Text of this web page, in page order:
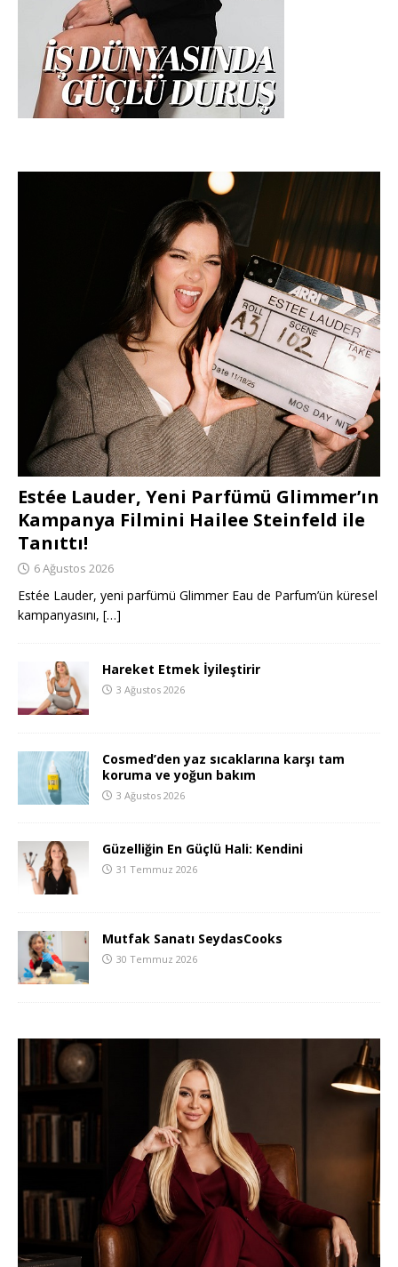
Estée Lauder, Yeni Parfümü Glimmer’ın
Kampanya Filmini Hailee Steinfeld ile
Tanıttı!
6 Ağustos 2026
Estée Lauder, yeni parfümü Glimmer Eau de Parfum’ün küresel
kampanyasını, […]
Hareket Etmek İyileştirir
3 Ağustos 2026
Cosmed’den yaz sıcaklarına karşı tam
koruma ve yoğun bakım
3 Ağustos 2026
Güzelliğin En Güçlü Hali: Kendini
31 Temmuz 2026
Mutfak Sanatı SeydasCooks
30 Temmuz 2026